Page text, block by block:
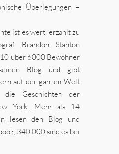
Überlegungen –
ist es wert, erzählt zu
Brandon Stanton
über 6000 Bewohner
Blog und gibt
auf der ganzen Welt
Geschichten der
York. Mehr als 14
lesen den Blog und
340.000 sind es bei